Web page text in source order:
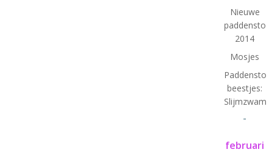
Nieuwe
2014
Mosjes
beestjes:
-
februari